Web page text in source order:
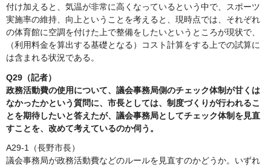
付け加えると、気温が非常に高くなっているという中で、スポーツ
実施率の維持、向上ということを考えると、現時点では、それぞれ
の体育館に空調を付けた上で整備をしたいというところが現状で、
（利用料金を算出する基礎となる）コスト計算をする上での試算に
は含まれる状況である。
Q29（記者）
政務活動費の使用について、議会事務局側のチェック体制が甘くは
なかったかという質問に、市長としては、制度づくりが行われるこ
とを期待したいと答えたが、議会事務局としてチェック体制を見直
すことを、改めて考えているのか伺う。
A29-1（長野市長）
議会事務局が政務活動費などのルールを見直すのかどうか。いずれ